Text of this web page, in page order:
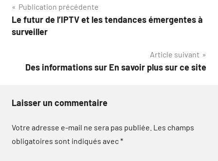
Navigation
de
Publication précédente
Le futur de l’IPTV et les tendances émergentes à
surveiller
Article suivant
Des informations sur En savoir plus sur ce site
Laisser un commentaire
Votre adresse e-mail ne sera pas publiée. Les champs
obligatoires sont indiqués avec*